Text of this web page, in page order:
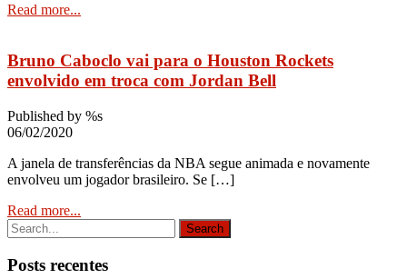
Read more...
Bruno Caboclo vai para o Houston Rockets
envolvido em troca com Jordan Bell
Published by %s
06/02/2020
A janela de transferências da NBA segue animada e novamente
envolveu um jogador brasileiro. Se […]
Read more...
Posts recentes